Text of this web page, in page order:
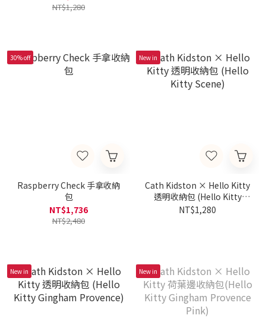
NT$1,280
30% off
Raspberry Check 手拿收納
包
NT$1,736
NT$2,480
New in
Cath Kidston × Hello Kitty
透明收納包 (Hello Kitty
Scene)
NT$1,280
New in New in